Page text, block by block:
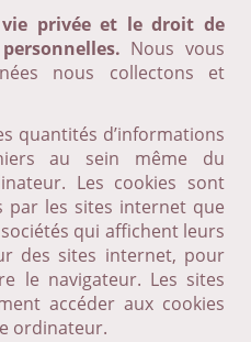
privée et le droit de
Nous vous
nous collectons et
quantités d’informations
au sein même du
Les cookies sont
par les sites internet que
qui affichent leurs
des sites internet, pour
le navigateur. Les sites
accéder aux cookies
ordinateur.